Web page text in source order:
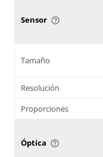
Sensor help_outline
Tamaño
Resolución
Proporciones
Óptica help_outline